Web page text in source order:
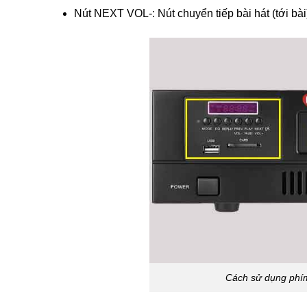
Nút NEXT VOL-: Nút chuyển tiếp bài hát (tới
Cách sử dụng